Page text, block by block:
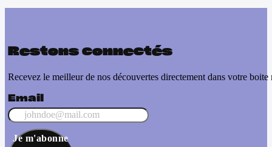
Restons connectés
Recevez le meilleur de nos découvertes directement dans votre boite
Email
Je m'abonne